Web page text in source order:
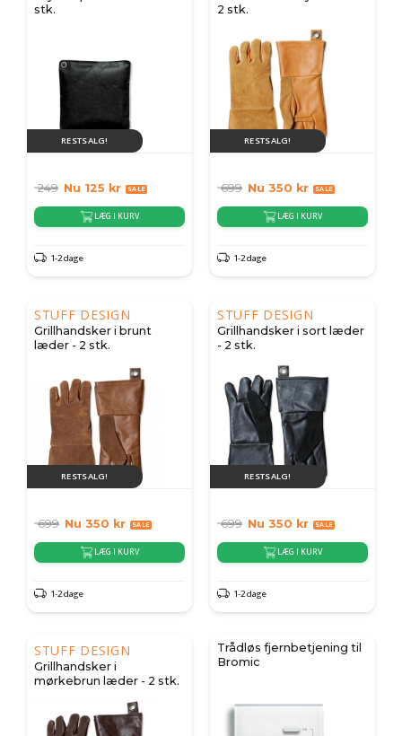
stk.
RESTSALG!
249 Nu 125 kr
LÆG I KURV
1-2 dage
2 stk.
RESTSALG!
699 Nu 350 kr
LÆG I KURV
1-2 dage
STUFF DESIGN
Grillhandsker i brunt
læder - 2 stk.
RESTSALG!
699 Nu 350 kr
LÆG I KURV
1-2 dage
STUFF DESIGN
Grillhandsker i sort læder
- 2 stk.
RESTSALG!
699 Nu 350 kr
LÆG I KURV
1-2 dage
STUFF DESIGN
Grillhandsker i
mørkebrun læder - 2 stk.
Trådløs fjernbetjening til
Bromic